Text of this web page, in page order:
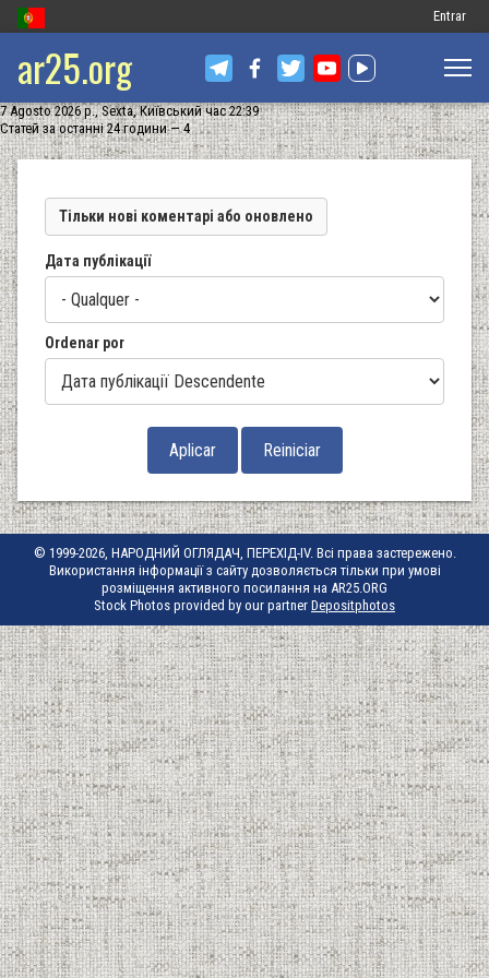
Меню
запису
Entrar
ar25.org
7 Agosto 2026 р., Sexta, Київський час 22:39
Статей за останні 24 години — 4
Тільки нові коментарі або оновлено
Дата публікації
Ordenar por
© 1999-2026, НАРОДНИЙ ОГЛЯДАЧ, ПЕРЕХІД-IV. Всі права застережено.
Використання інформації з сайту дозволяється тільки при умові
розміщення активного посилання на AR25.ORG
Stock Photos provided by our partner Depositphotos